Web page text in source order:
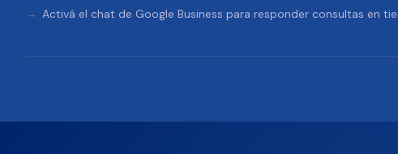
Activá el chat de Google Business para responder consultas en